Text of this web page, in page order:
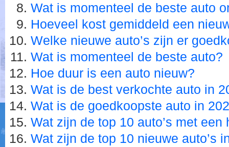
Wat is momenteel de beste auto
Hoeveel kost gemiddeld een
Welke nieuwe auto’s zijn er
Wat is momenteel de beste auto?
Hoe duur is een auto nieuw?
Wat is de best verkochte auto in
Wat is de goedkoopste auto in
Wat zijn de top 10 auto’s met een
Wat zijn de top 10 nieuwe auto’s